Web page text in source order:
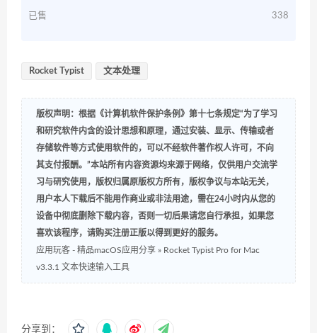
已售 338
Rocket Typist 文本处理
版权声明：根据《计算机软件保护条例》第十七条规定“为了学习
和研究软件内含的设计思想和原理，通过安装、显示、传输或者
存储软件等方式使用软件的，可以不经软件著作权人许可，不向
其支付报酬。”本站所有内容资源均来源于网络，仅供用户交流学
习与研究使用，版权归属原版权方所有，版权争议与本站无关，
用户本人下载后不能用作商业或非法用途，需在24小时内从您的
设备中彻底删除下载内容，否则一切后果请您自行承担，如果您
喜欢该程序，请购买注册正版以得到更好的服务。
应用玩客 - 精品macOS应用分享 » Rocket Typist Pro for Mac
v3.3.1 文本快速输入工具
分享到：